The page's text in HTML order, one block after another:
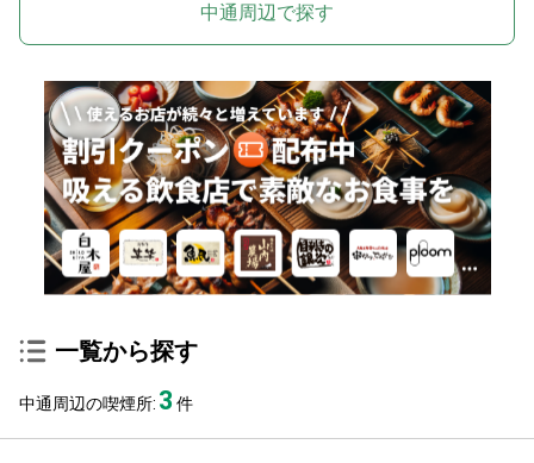
中通周辺で探す
一覧から探す
中通周辺の喫煙所: 3 件